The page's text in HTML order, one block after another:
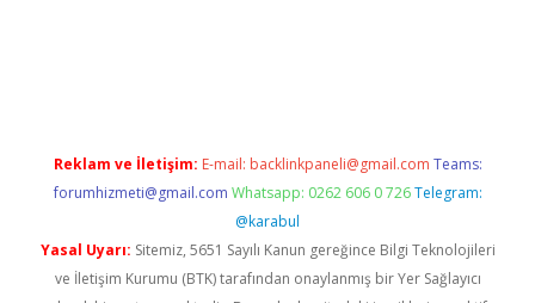
Reklam ve İletişim: E-mail: backlinkpaneli@gmail.com Teams:
forumhizmeti@gmail.com Whatsapp: 0262 606 0 726 Telegram:
@karabul
Yasal Uyarı: Sitemiz, 5651 Sayılı Kanun gereğince Bilgi Teknolojileri
ve İletişim Kurumu (BTK) tarafından onaylanmış bir Yer Sağlayıcı